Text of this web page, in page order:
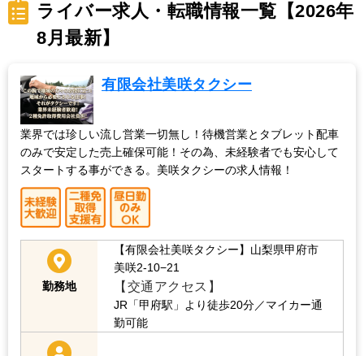
ライバー求人・転職情報一覧【2026年
8月最新】
有限会社美咲タクシー
業界では珍しい流し営業一切無し！待機営業とタブレット配車
のみで安定した売上確保可能！その為、未経験者でも安心して
スタートする事ができる。美咲タクシーの求人情報！
勤務地
【有限会社美咲タクシー】山梨県甲府市
美咲2-10−21
【交通アクセス】
JR「甲府駅」より徒歩20分／マイカー通
勤可能